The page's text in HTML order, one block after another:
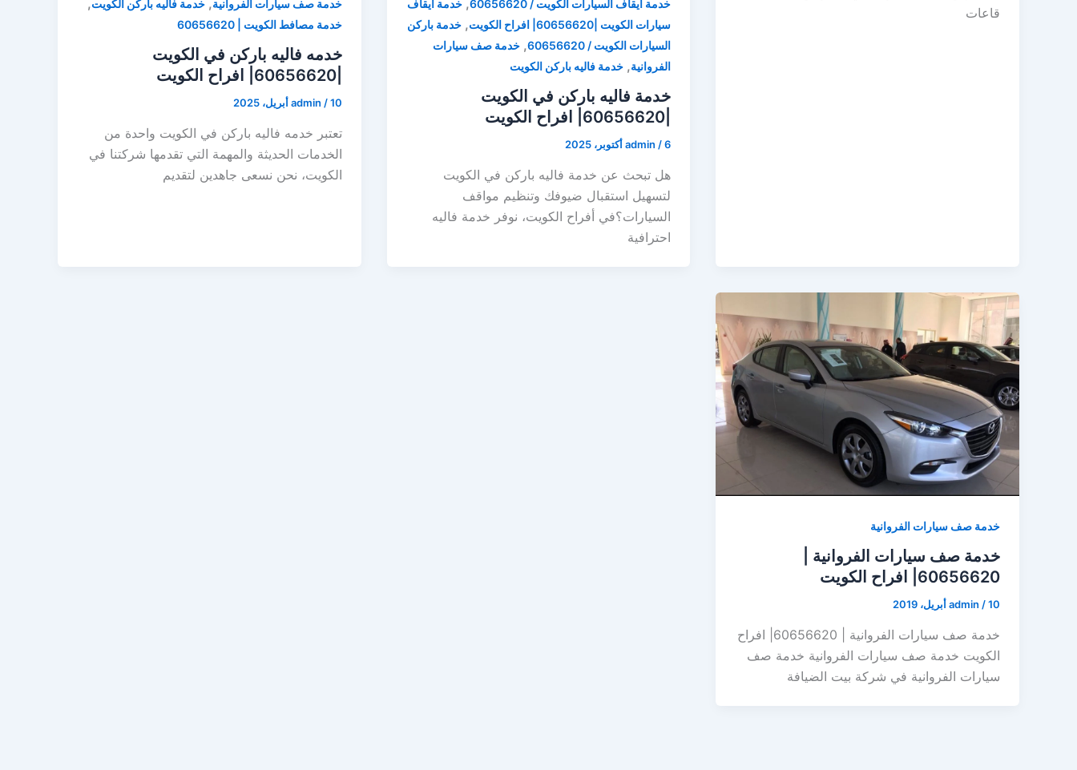
قاعات
خدمة ايقاف السيارات الكويت / 60656620
خدمة ايقاف
سيارات الكويت |60656620| افراح الكويت
, خدمة باركن
السيارات الكويت / 60656620
, خدمة صف سيارات
الفروانية, خدمة فاليه باركن الكويت
خدمة فاليه باركن في الكويت
admin/6 أكتوبر، 2025
هل تبحث عن خدمة فاليه باركن في الكويت
لتسهيل استقبال ضيوفك وتنظيم مواقف
السيارات؟في أفراح الكويت، نوفر خدمة فاليه
احترافية
خدمة صف سيارات الفروانية خدمة فاليه باركن الكويت
خدمة مصافط الكويت | 60656620
خدمه فاليه باركن في الكويت
|60656620| افراح الكويت
admin /10 أبريل، 2025
تعتبر خدمه فاليه باركن في الكويت واحدة من
الخدمات الحديثة والمهمة التي تقدمها شركتنا في
الكويت، نحن نسعى جاهدين لتقديم
خدمة صف سيارات الفروانية
خدمة صف سيارات الفروانية |
60656620| افراح الكويت
admin /10 أبريل، 2019
خدمة صف سيارات الفروانية | 60656620| افراح
الكويت خدمة صف سيارات الفروانية خدمة صف
سيارات الفروانية في شركة بيت الضيافة